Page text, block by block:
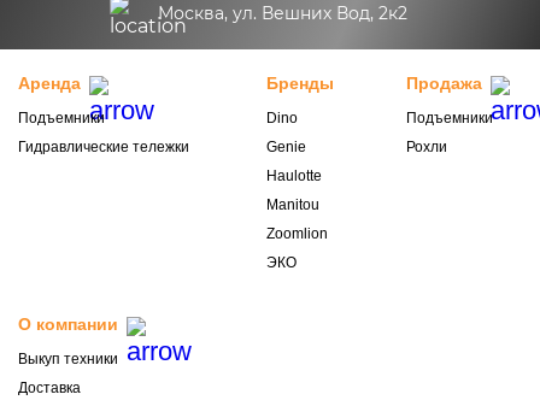
Москва, ул. Вешних Вод, 2к2
Аренда
Подъемники
Гидравлические тележки
Бренды
Dino
Genie
Haulotte
Manitou
Zoomlion
ЭКО
Продажа
Подъемники
Рохли
О компании
Выкуп техники
Доставка